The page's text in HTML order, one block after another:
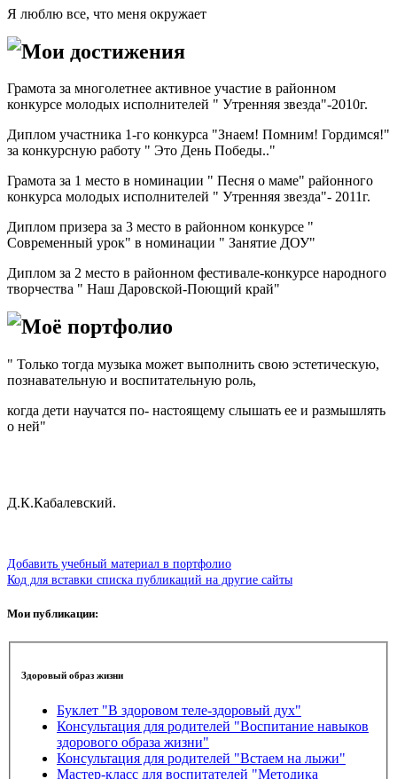
Я люблю все, что меня окружает
Мои достижения
Грамота за многолетнее активное участие в районном
конкурсе молодых исполнителей " Утренняя звезда"-2010г.
Диплом участника 1-го конкурса "Знаем! Помним! Гордимся!"
за конкурсную работу " Это День Победы.."
Грамота за 1 место в номинации " Песня о маме" районного
конкурса молодых исполнителей " Утренняя звезда"- 2011г.
Диплом призера за 3 место в районном конкурсе "
Современный урок" в номинации " Занятие ДОУ"
Диплом за 2 место в районном фестивале-конкурсе народного
творчества " Наш Даровской-Поющий край"
Моё портфолио
" Только тогда музыка может выполнить свою эстетическую,
познавательную и воспитательную роль,
когда дети научатся по- настоящему слышать ее и размышлять
о ней"
Д.К.Кабалевский.
Добавить учебный материал в портфолио
Код для вставки списка публикаций на другие сайты
Мои публикации:
Здоровый образ жизни
Буклет "В здоровом теле-здоровый дух"
Консультация для родителей "Воспитание навыков
здорового образа жизни"
Консультация для родителей "Встаем на лыжи"
Мастер-класс для воспитателей "Методика